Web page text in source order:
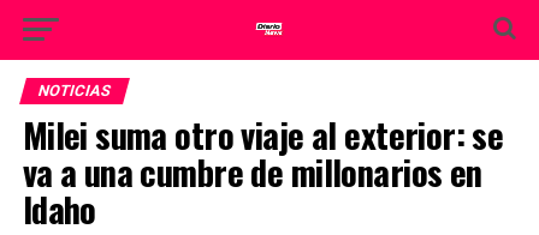
NOTICIAS
Milei suma otro viaje al exterior: se
va a una cumbre de millonarios en
Idaho